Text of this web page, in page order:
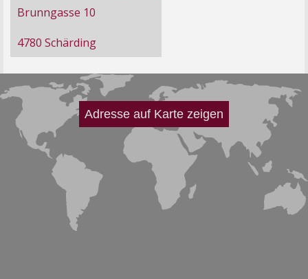
Brunngasse 10
4780 Schärding
Adresse auf Karte zeigen